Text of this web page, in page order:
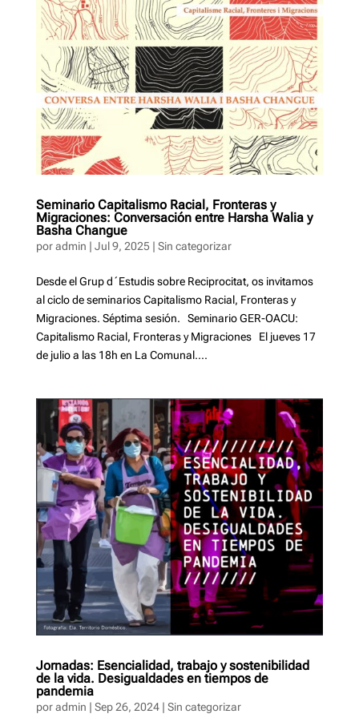
Seminario Capitalismo Racial, Fronteras y
Migraciones: Conversación entre Harsha Walia y
Basha Changue
poradmin | Jul 9, 2025| Sin categorizar
Desde el Grup d´Estudis sobre Reciprocitat, os invitamos
al ciclo de seminarios Capitalismo Racial, Fronteras y
Migraciones. Séptima sesión. Seminario GER-OACU:
Capitalismo Racial, Fronteras y Migraciones El jueves 17
de julio a las 18h en La Comunal....
Jornadas: Esencialidad, trabajo y sostenibilidad
de la vida. Desigualdades en tiempos de
pandemia
poradmin | Sep 26, 2024| Sin categorizar